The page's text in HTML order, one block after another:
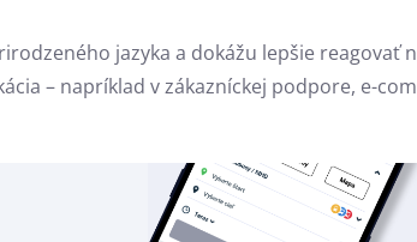
jazyka a dokážu lepšie reagovať
– napríklad v zákazníckej podpore, e-